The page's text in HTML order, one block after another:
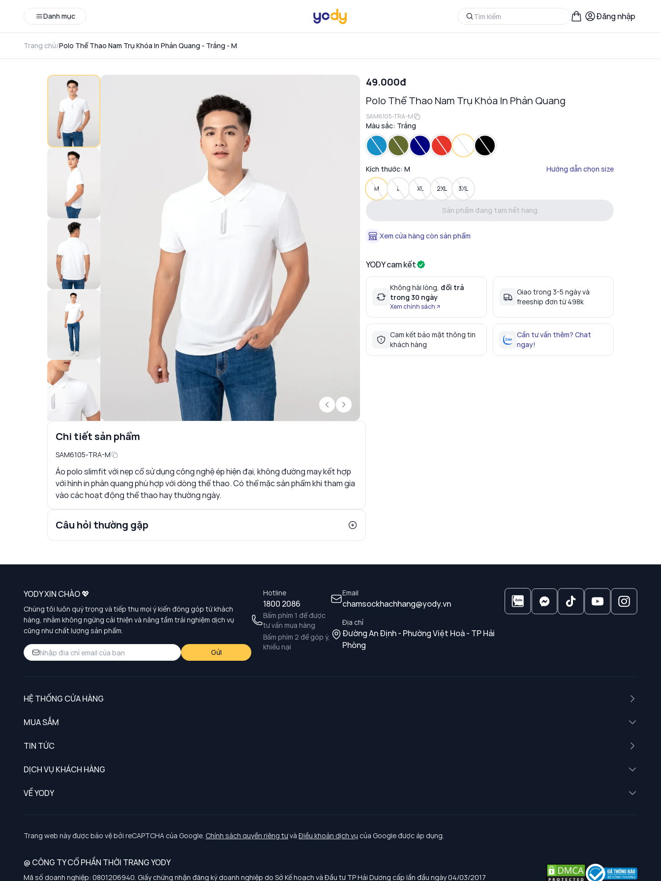
Danh mục Đăng nhập
Trang chủ/Polo Thể Thao Nam Trụ Khóa In Phản Quang - Trắng - M
Chi tiết sản phẩm
SAM6105-TRA-M
Áo polo slimfit với nẹp cổ sử dụng công nghệ ép hiện đại, không đường may kết hợp
với hình in phản quang phù hợp với dòng thể thao. Có thể mặc sản phẩm khi tham gia
vào các hoạt động thể thao hay thường ngày.
Câu hỏi thường gặp
49.000đ
Polo Thể Thao Nam Trụ Khóa In Phản Quang
SAM6105-TRA-M
Màu sắc: Trắng
Kích thước: M Hướng dẫn chọn size
M L XL 2XL 3XL
Sản phẩm đang tạm hết hàng
Xem cửa hàng còn sản phẩm
YODY cam kết
Không hài lòng, đổi trả
trong 30 ngày
Xem chính sách
Giao trong 3-5 ngày và
freeship đơn từ 498k
Cam kết bảo mật thông tin
khách hàng
Cần tư vấn thêm? Chat
ngay!
Hotline
1800 2086
Bấm phím 1 để được
tư vấn mua hàng
Bấm phím 2 để góp ý,
khiếu nại
Email
chamsockhachhang@yody.vn
Địa chỉ
Đường An Định - Phường Việt Hoà - TP Hải
Phòng
YODY XIN CHÀO 💖
Chúng tôi luôn quý trọng và tiếp thu mọi ý kiến đóng góp từ khách
hàng, nhằm không ngừng cải thiện và nâng tầm trải nghiệm dịch vụ
cũng như chất lượng sản phẩm.
Gửi
HỆ THỐNG CỬA HÀNG
MUA SẮM
TIN TỨC
DỊCH VỤ KHÁCH HÀNG
Chính sách khách hàng thân thiết
Chính sách bảo vệ dữ liệu cá nhân
Chính sách thanh toán, giao nhận
Chính sách chất lượng và an toàn sức khoẻ nghề nghiệp
VỀ YODY
Tuyển dụng
Trang web này được bảo vệ bởi reCAPTCHA của Google. Chính sách quyền riêng tưvà Điều khoản dịch vụ của Google được áp dụng.
@ CÔNG TY CỔ PHẦN THỜI TRANG YODY
Mã số doanh nghiệp: 0801206940. Giấy chứng nhận đăng ký doanh nghiệp do Sở Kế hoạch và Đầu tư TP Hải Dương cấp lần đầu ngày 04/03/2017